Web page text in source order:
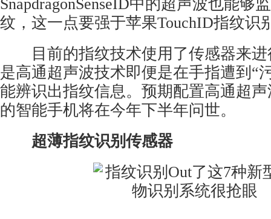
SnapdragonSenseID中的超声波也能够
纹，这一点要强于苹果TouchID指纹识
目前的指纹技术使用了传感器来进
是高通超声波技术即便是在手指遭到“
能辨识出指纹信息。预期配置高通超
的智能手机将在今年下半年问世。
超薄指纹识别传感器